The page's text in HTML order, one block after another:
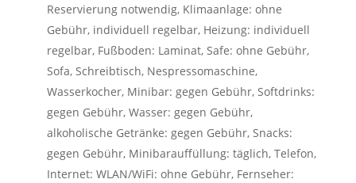
Reservierung notwendig, Klimaanlage: ohne
Gebühr, individuell regelbar, Heizung: individuell
regelbar, Fußboden: Laminat, Safe: ohne Gebühr,
Sofa, Schreibtisch, Nespressomaschine,
Wasserkocher, Minibar: gegen Gebühr, Softdrinks:
gegen Gebühr, Wasser: gegen Gebühr,
alkoholische Getränke: gegen Gebühr, Snacks:
gegen Gebühr, Minibarauffüllung: täglich, Telefon,
Internet: WLAN/WiFi: ohne Gebühr, Fernseher: